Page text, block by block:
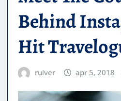
Behind
Hit
ruiver apr 5, 2018